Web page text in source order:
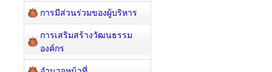
การมีส่วนร่วมของผู้บริหาร
การเสริมสร้างวัฒนธรรม
องค์กร